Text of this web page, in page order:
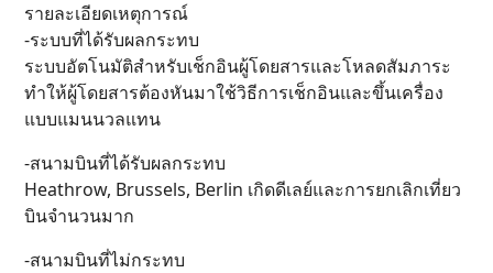
รายละเอียดเหตุการณ์
-ระบบที่ได้รับผลกระทบ
ระบบอัตโนมัติสำหรับเช็กอินผู้โดยสารและโหลดสัมภาระ
ทำให้ผู้โดยสารต้องหันมาใช้วิธีการเช็กอินและขึ้นเครื่อง
แบบแมนนวลแทน
-สนามบินที่ได้รับผลกระทบ
Heathrow, Brussels, Berlin เกิดดีเลย์และการยกเลิกเที่ยว
บินจำนวนมาก
-สนามบินที่ไม่กระทบ